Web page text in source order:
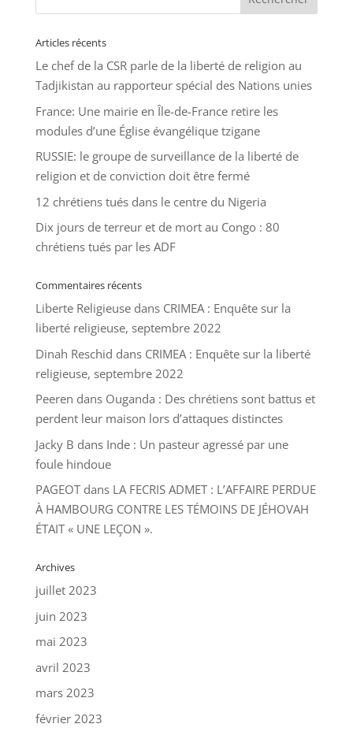
Articles récents
Le chef de la CSR parle de la liberté de religion au
Tadjikistan au rapporteur spécial des Nations unies
France: Une mairie en Île-de-France retire les
modules d’une Église évangélique tzigane
RUSSIE: le groupe de surveillance de la liberté de
religion et de conviction doit être fermé
12 chrétiens tués dans le centre du Nigeria
Dix jours de terreur et de mort au Congo : 80
chrétiens tués par les ADF
Commentaires récents
Liberte Religieusedans CRIMEA : Enquête sur la
liberté religieuse, septembre 2022
Dinah Reschid dans CRIMEA : Enquête sur la liberté
religieuse, septembre 2022
Peeren dans Ouganda : Des chrétiens sont battus et
perdent leur maison lors d’attaques distinctes
Jacky B dans Inde : Un pasteur agressé par une
foule hindoue
PAGEOTdans LA FECRIS ADMET : L’AFFAIRE PERDUE
À HAMBOURG CONTRE LES TÉMOINS DE JÉHOVAH
ÉTAIT « UNE LEÇON ».
Archives
juillet 2023
juin 2023
mai 2023
avril 2023
mars 2023
février 2023